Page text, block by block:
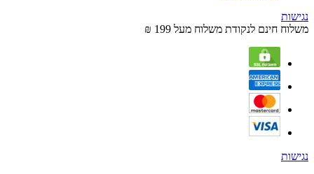
נגישות
משלוח חינם לנקודת משלוח מעל 199 ₪
נגישות